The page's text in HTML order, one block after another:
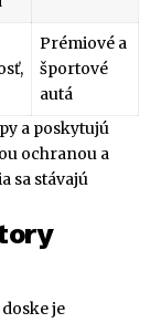
Prémiové a
športové
autá
a poskytujú
ochranou a
sa stávajú
je